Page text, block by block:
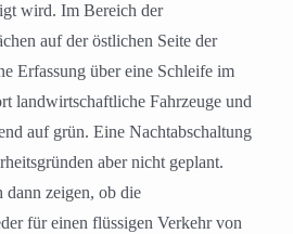
wird. Im Bereich der
auf der östlichen Seite der
Erfassung über eine Schleife im
landwirtschaftliche Fahrzeuge und
auf grün. Eine Nachtabschaltung
aber nicht geplant.
zeigen, ob die
für einen flüssigen Verkehr von